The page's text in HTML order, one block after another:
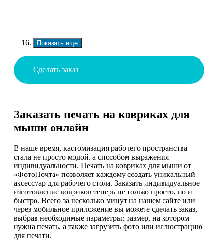
Показать еще
Сделать заказ
Заказать печать на ковриках для
мыши онлайн
В наше время, кастомизация рабочего пространства
стала не просто модой, а способом выражения
индивидуальности. Печать на ковриках для мыши от
«ФотоПочта» позволяет каждому создать уникальный
аксессуар для рабочего стола. Заказать индивидуальное
изготовление ковриков теперь не только просто, но и
быстро. Всего за несколько минут на нашем сайте или
через мобильное приложение вы можете сделать заказ,
выбрав необходимые параметры: размер, на котором
нужна печать, а также загрузить фото или иллюстрацию
для печати.